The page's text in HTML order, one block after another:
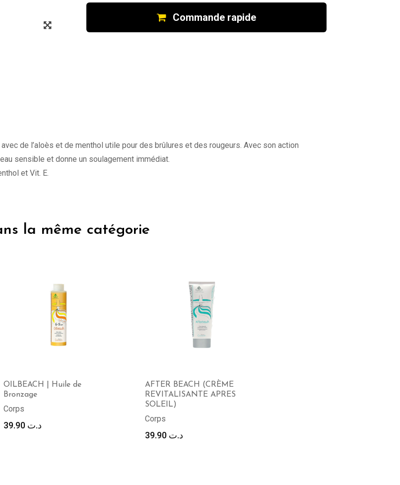
Commande rapide
de l’aloès et de menthol utile pour des brûlures et des rougeurs. Avec son action
sensible et donne un soulagement immédiat.
et Vit. E.
la même catégorie
OILBEACH | Huile de
Bronzage
Corps
د.ت 39.90
AFTER BEACH (CRÈME
REVITALISANTE APRES
SOLEIL)
Corps
د.ت 39.90